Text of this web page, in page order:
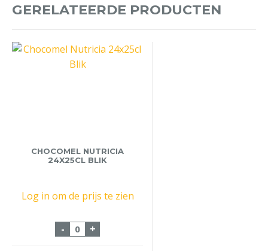
GERELATEERDE PRODUCTEN
CHOCOMEL NUTRICIA
24X25CL BLIK
Log in om de prijs te zien
- Chocomel Nutricia 24x25cl Blik aantal
+